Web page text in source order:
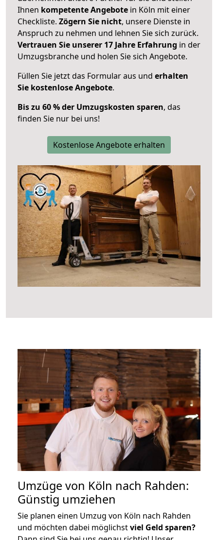
Ihnen kompetente Angebote in Köln mit einer
Checkliste. Zögern Sie nicht, unsere Dienste in
Anspruch zu nehmen und lehnen Sie sich zurück.
Vertrauen Sie unserer 17 Jahre Erfahrung in der
Umzugsbranche und holen Sie sich Angebote.
Füllen Sie jetzt das Formular aus und erhalten
Sie kostenlose Angebote.
Bis zu 60 % der Umzugskosten sparen, das
finden Sie nur bei uns!
Kostenlose Angebote erhalten
Umzüge von Köln nach Rahden:
Günstig umziehen
Sie planen einen Umzug von Köln nach Rahden
und möchten dabei möglichstviel Geld sparen?